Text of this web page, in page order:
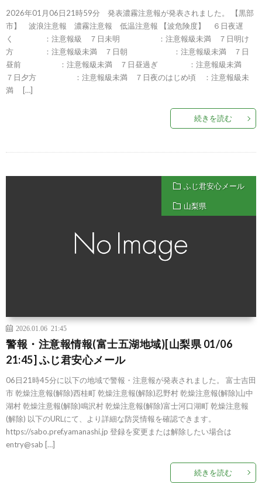
2026年01月06日21時59分 発表濃霧注意報が発表されました。 【黒部
市】 波浪注意報 濃霧注意報 低温注意報 【波危険度】 ６日夜遅
く ：注意報級 ７日未明 ：注意報級未満 ７日明け
方 ：注意報級未満 ７日朝 ：注意報級未満 ７日
昼前 ：注意報級未満 ７日昼過ぎ ：注意報級未満
７日夕方 ：注意報級未満 ７日夜のはじめ頃 ：注意報級未
満 […]
続きを読む
ふじ君安心メール
山梨県
2026.01.06 21:45
警報・注意報情報(富士五湖地域)[山梨県 01/06
21:45] ふじ君安心メール
06日21時45分に以下の地域で警報・注意報が発表されました。 富士吉田
市 乾燥注意報(解除)西桂町 乾燥注意報(解除)忍野村 乾燥注意報(解除)山中
湖村 乾燥注意報(解除)鳴沢村 乾燥注意報(解除)富士河口湖町 乾燥注意報
(解除) 以下のURLにて、より詳細な防災情報を確認できます。
https://sabo.pref.yamanashi.jp 登録を変更または解除したい場合は
entry@sab […]
続きを読む